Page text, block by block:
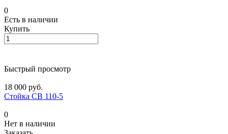
0
Есть в наличии
Купить
Быстрый просмотр
18 000 руб.
Стойка СВ 110-5
0
Нет в наличии